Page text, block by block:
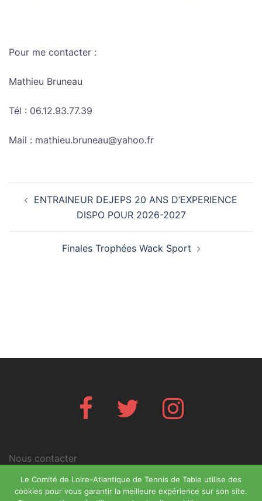
Pour me contacter :
Mathieu Bruneau
Tél : 06.12.93.77.39
Mail : mathieu.bruneau@yahoo.fr
Navigation
ENTRAINEUR DEJEPS 20 ANS D’EXPERIENCE
DISPO POUR 2026-2027
Finales Trophées Wack Sport
Facebook Twitter Instagram
Nous contacter
Mentions légales
Le Comité de Loire-Atlantique de Tennis de Table utilise des
cookies pour vous garantir la meilleure expérience sur son site.